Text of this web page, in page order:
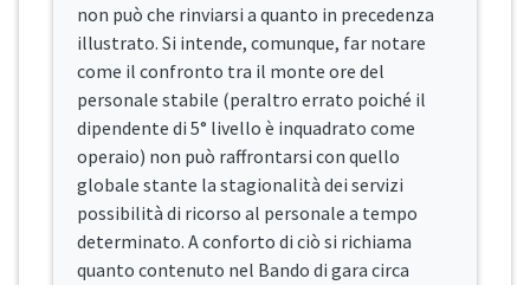
non può che rinviarsi a quanto in precedenza
illustrato. Si intende, comunque, far notare
come il confronto tra il monte ore del
personale stabile (peraltro errato poiché il
dipendente di 5° livello è inquadrato come
operaio) non può raffrontarsi con quello
globale stante la stagionalità dei servizi
possibilità di ricorso al personale a tempo
determinato. A conforto di ciò si richiama
quanto contenuto nel Bando di gara circa